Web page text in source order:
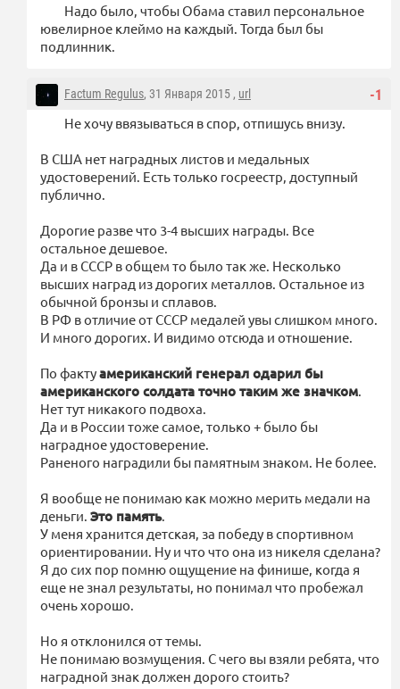
Надо было, чтобы Обама ставил персональное
ювелирное клеймо на каждый. Тогда был бы
подлинник.
-1
Factum Regulus, 31 Января 2015 , url
Не хочу ввязываться в спор, отпишусь внизу.
В США нет наградных листов и медальных
удостоверений. Есть только госреестр, доступный
публично.
Дорогие разве что 3-4 высших награды. Все
остальное дешевое.
Да и в СССР в общем то было так же. Несколько
высших наград из дорогих металлов. Остальное из
обычной бронзы и сплавов.
В РФ в отличие от СССР медалей увы слишком много.
И много дорогих. И видимо отсюда и отношение.
По фактуамериканский генерал одарил бы
американского солдата точно таким же значком.
Нет тут никакого подвоха.
Да и в России тоже самое, только + было бы
наградное удостоверение.
Раненого наградили бы памятным знаком. Не более.
Я вообще не понимаю как можно мерить медали на
деньги. Это память.
У меня хранится детская, за победу в спортивном
ориентировании. Ну и что что она из никеля сделана?
Я до сих пор помню ощущение на финише, когда я
еще не знал результаты, но понимал что пробежал
очень хорошо.
Но я отклонился от темы.
Не понимаю возмущения. С чего вы взяли ребята, что
наградной знак должен дорого стоить?